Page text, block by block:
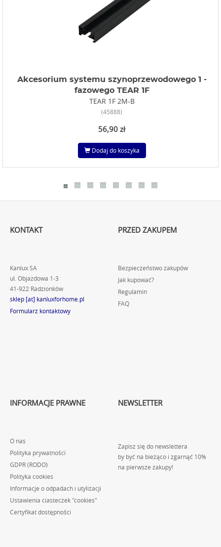
Akcesorium systemu szynoprzewodowego 1 -
fazowego TEAR 1F
TEAR 1F 2M-B
(45888)
56,90 zł
Dodaj do koszyka
KONTAKT
Kanlux SA
ul. Objazdowa 1-3
41-922 Radzionków
sklep [at] kanluxforhome.pl
Formularz kontaktowy
PRZED ZAKUPEM
Bezpieczeństwo zakupów
Jak kupować?
Regulamin
FAQ
INFORMACJE PRAWNE
O nas
Polityka prywatności
GDPR (RODO)
Polityka cookies
Informacje o odpadach i utylizacji
Ustawienia ciasteczek "cookies"
Certyfikat dostępności
NEWSLETTER
Zapisz się do newslettera
by być na bieżąco i zgarnąć 10%
na pierwsze zakupy!